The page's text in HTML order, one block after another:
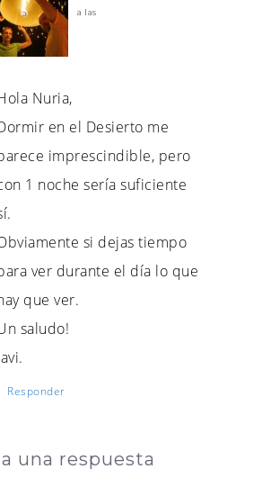
a las
Nuria,
en el Desierto me
imprescindible, pero
1 noche sería suficiente
si dejas tiempo
ver durante el día lo que
que ver.
saludo!
Responder
una respuesta